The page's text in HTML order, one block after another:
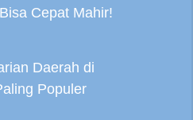
Cepat Mahir!
Daerah di
Populer